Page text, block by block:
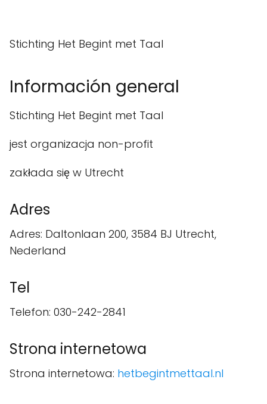
Stichting Het Begint met Taal
Información general
Stichting Het Begint met Taal
jest organizacja non-profit
zakłada się w Utrecht
Adres
Adres: Daltonlaan 200, 3584 BJ Utrecht,
Nederland
Tel
Telefon: 030-242-2841
Strona internetowa
Strona internetowa: hetbegintmettaal.nl